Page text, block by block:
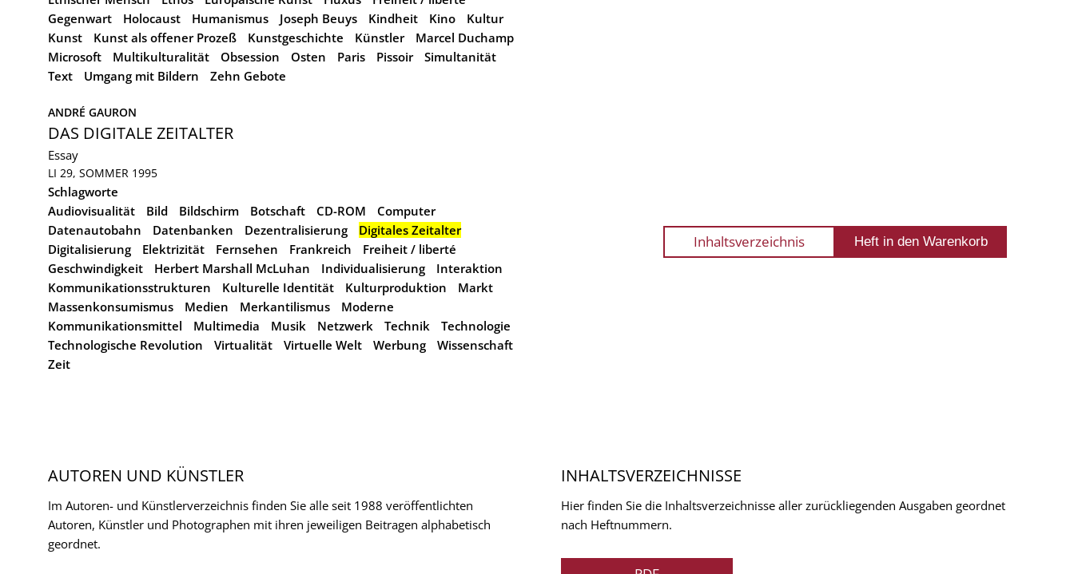
Gegenwart
Holocaust Humanismus Joseph Beuys Kindheit Kino
Kultur
Kunst
Kunst als offener Prozeß Kunstgeschichte Künstler
Marcel Duchamp
Microsoft
Multikulturalität Obsession Osten Paris Pissoir
Simultanität
Text
Umgang mit Bildern Zehn Gebote
ANDRÉ GAURON
DAS DIGITALE ZEITALTER
Essay
LI 29, SOMMER 1995
Schlagworte
Audiovisualität
Bild Bildschirm Botschaft CD-ROM
Computer
Datenautobahn
Datenbanken Dezentralisierung
Digitales Zeitalter
Digitalisierung
Elektrizität Fernsehen Frankreich
Freiheit / liberté
Geschwindigkeit
Herbert Marshall McLuhan Individualisierung
Interaktion
Kommunikationsstrukturen
Kulturelle Identität Kulturproduktion
Markt
Massenkonsumismus
Medien Merkantilismus
Moderne
Kommunikationsmittel
Multimedia Musik Netzwerk Technik
Technologie
Technologische Revolution
Virtualität Virtuelle Welt Werbung
Wissenschaft
Zeit
Inhaltsverzeichnis
AUTOREN UND KÜNSTLER
Im Autoren- und Künstlerverzeichnis finden Sie alle seit 1988 veröffentlichten
Autoren, Künstler und Photographen mit ihren jeweiligen Beitragen alphabetisch
geordnet.
INHALTSVERZEICHNISSE
Hier finden Sie die Inhaltsverzeichnisse aller zurückliegenden Ausgaben geordnet
nach Heftnummern.